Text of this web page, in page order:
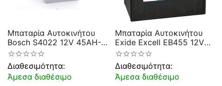
Μπαταρία Αυτοκινήτου
Bosch S4022 12V 45AH-
330EN A-Εκκίνησης
Διαθεσιμότητα:
Άμεσα διαθέσιμο
Μπαταρία Αυτοκινήτου
Exide Excell EB455 12V
45AH 330EN A-
Εκκίνησης
Διαθεσιμότητα:
Άμεσα διαθέσιμο